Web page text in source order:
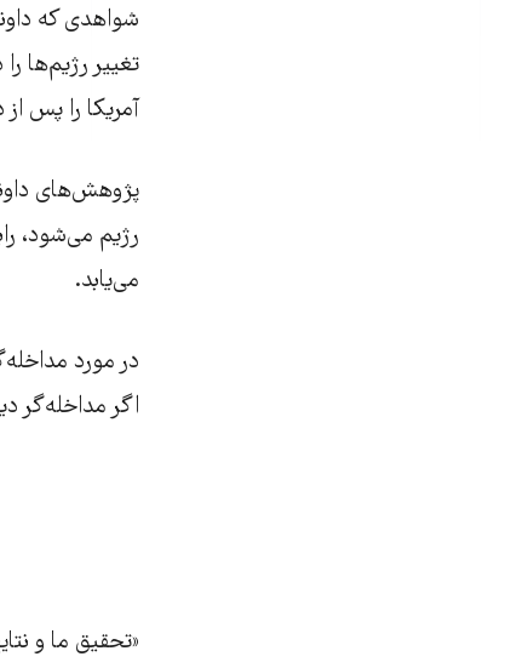
شواهدی که
آمریکا را پس
پژوهش‌های
رژیم می‌شود،
می‌یابد.
در مورد
اگر مداخله‌گر
«تحقیق ما و